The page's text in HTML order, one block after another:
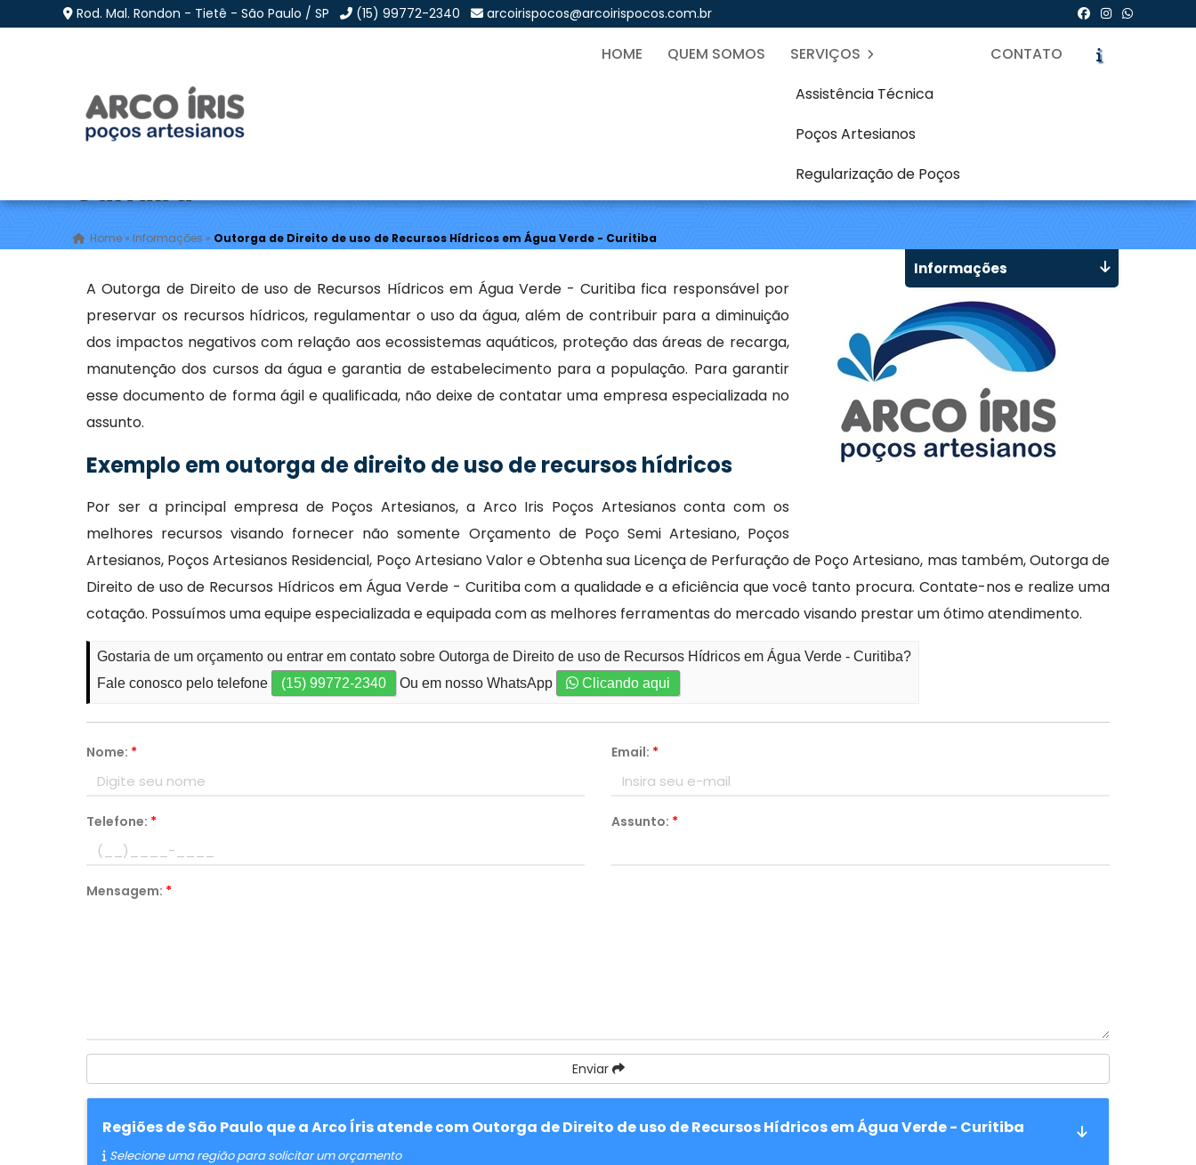
Rod. Mal. Rondon - Tietê - São Paulo / SP (15) 99772-2340 arcoirispocos@arcoirispocos.com.br
HOME QUEM SOMOS
SERVIÇOS
Assistência Técnica
Poços Artesianos
Regularização de Poços
CONTATO
Outorga de Direito de uso de Recursos Hídricos em Água Verde -
Curitiba
Home »Informações » Outorga de Direito de uso de Recursos Hídricos em Água Verde - Curitiba
Solicite um Orçamento
A Outorga de Direito de uso de Recursos Hídricos em Água Verde - Curitiba fica responsável por
preservar os recursos hídricos, regulamentar o uso da água, além de contribuir para a diminuição
dos impactos negativos com relação aos ecossistemas aquáticos, proteção das áreas de recarga,
manutenção dos cursos da água e garantia de estabelecimento para a população. Para garantir
esse documento de forma ágil e qualificada, não deixe de contatar uma empresa especializada no
assunto.
Exemplo em outorga de direito de uso de recursos hídricos
Por ser a principal empresa de Poços Artesianos, a Arco Iris Poços Artesianos conta com os
melhores recursos visando fornecer não somente Orçamento de Poço Semi Artesiano, Poços
Artesianos, Poços Artesianos Residencial, Poço Artesiano Valor e Obtenha sua Licença de Perfuração de Poço Artesiano, mas também, Outorga de
Direito de uso de Recursos Hídricos em Água Verde - Curitiba com a qualidade e a eficiência que você tanto procura. Contate-nos e realize uma
cotação. Possuímos uma equipe especializada e equipada com as melhores ferramentas do mercado visando prestar um ótimo atendimento.
Gostaria de um orçamento ou entrar em contato sobre Outorga de Direito de uso de Recursos Hídricos em Água Verde - Curitiba?
Fale conosco pelo telefone
(15) 99772-2340 Ou em nosso WhatsApp Clicando aqui
Nome: * Email: *
Telefone: * Assunto: *
Mensagem: *
Enviar
Regiões de São Paulo que a Arco Íris atende com Outorga de Direito de uso de Recursos Hídricos em Água Verde - Curitiba
Selecione uma região para solicitar um orçamento
Informações